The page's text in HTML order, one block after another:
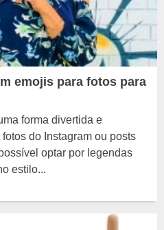
emojis para fotos para
forma divertida e
do Instagram ou posts
optar por legendas
estilo...